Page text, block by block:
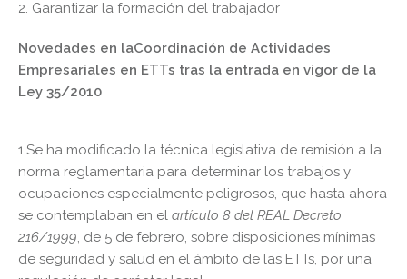
2. Garantizar la formación del trabajador
Novedades en laCoordinación de Actividades
Empresariales en ETTs tras la entrada en vigor de la
Ley 35/2010
1.Se ha modificado la técnica legislativa de remisión a la
norma reglamentaria para determinar los trabajos y
ocupaciones especialmente peligrosos, que hasta ahora
se contemplaban en el artículo 8 del REAL Decreto
216/1999 , de 5 de febrero, sobre disposiciones mínimas
de seguridad y salud en el ámbito de las ETTs, por una